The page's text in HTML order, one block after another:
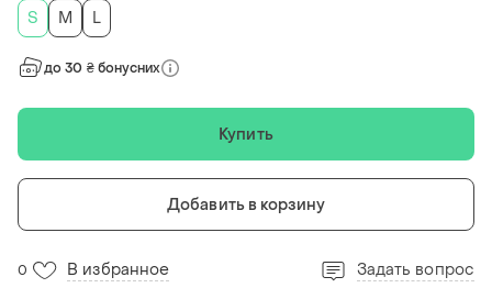
S
M L
до 30 ₴ бонусних
Купить
Добавить в корзину
0 В избранное Задать вопрос